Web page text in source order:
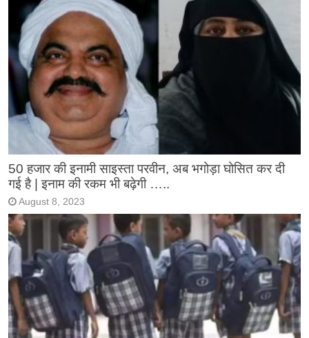
50 हजार की इनामी साइस्ता परवीन, अब भगोड़ा घोसित कर दी
गई है | इनाम की रकम भी बढ़ेगी …..
August 8, 2023